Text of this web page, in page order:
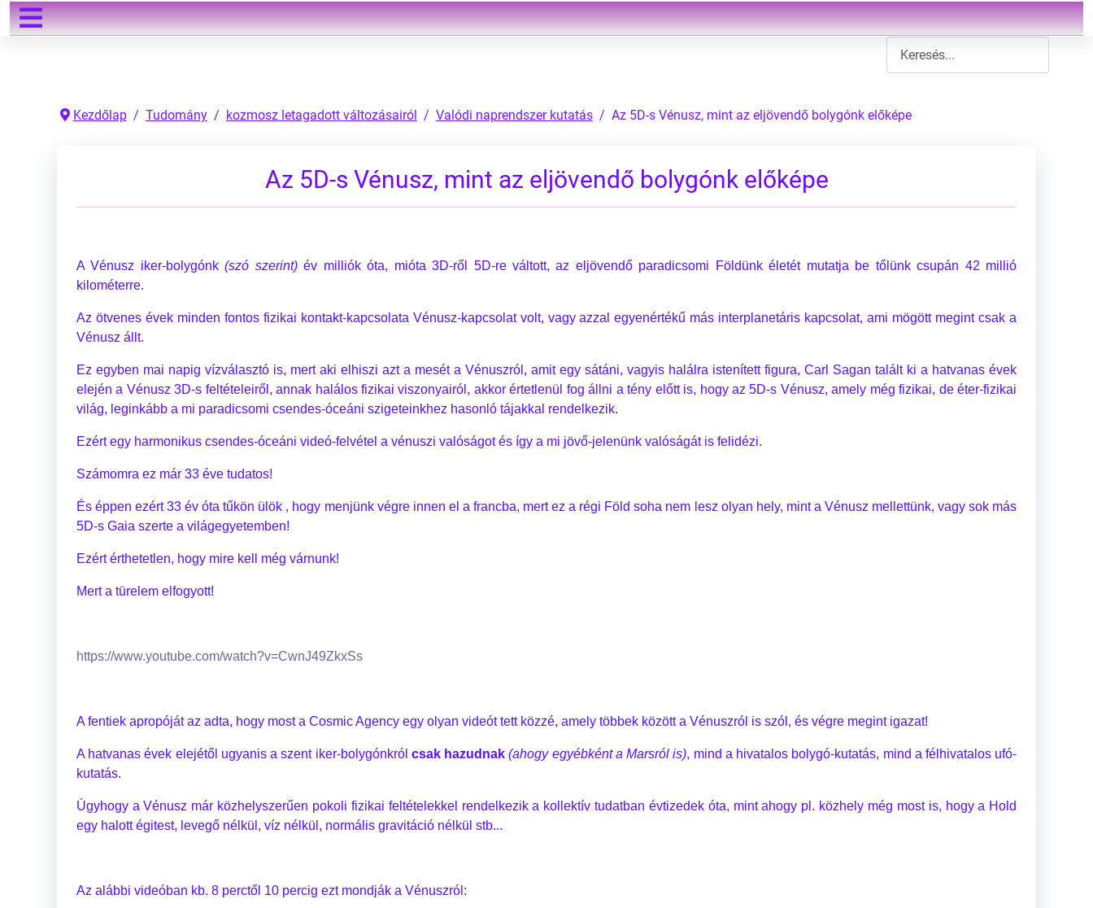
Kezdőlap Tudomány kozmosz letagadott változásairól Valódi naprendszer kutatás Az 5D-s Vénusz, mint az eljövendő bolygónk előképe
Az 5D-s Vénusz, mint az eljövendő bolygónk előképe
A Vénusz iker-bolygónk(szó szerint)év milliók óta, mióta 3D-ről 5D-re váltott, az eljövendő paradicsomi Földünk életét mutatja be tőlünk csupán 42 millió
kilométerre.
Az ötvenes évek minden fontos fizikai kontakt-kapcsolata Vénusz-kapcsolat volt, vagy azzal egyenértékű más interplanetáris kapcsolat, ami mögött megint csak a
Vénusz állt.
Ez egyben mai napig vízválasztó is, mert aki elhiszi azt a mesét a Vénuszról, amit egy sátáni, vagyis halálra istenített figura, Carl Sagan talált ki a hatvanas évek
elején a Vénusz 3D-s feltételeiről, annak halálos fizikai viszonyairól, akkor értetlenül fog állni a tény előtt is, hogy az 5D-s Vénusz, amely még fizikai, de éter-fizikai
világ, leginkább a mi paradicsomi csendes-óceáni szigeteinkhez hasonló tájakkal rendelkezik.
Ezért egy harmonikus csendes-óceáni videó-felvétel a vénuszi valóságot és így a mi jövő-jelenünk valóságát is felidézi.
Számomra ez már 33 éve tudatos!
És éppen ezért 33 év óta tűkön ülök , hogy menjünk végre innen el a francba, mert ez a régi Föld soha nem lesz olyan hely, mint a Vénusz mellettünk, vagy sok más
5D-s Gaia szerte a világegyetemben!
Ezért érthetetlen, hogy mire kell még várnunk!
Mert a türelem elfogyott!
https://www.youtube.com/watch?v=CwnJ49ZkxSs
A fentiek apropóját az adta, hogy most a Cosmic Agency egy olyan videót tett közzé, amely többek között a Vénuszról is szól, és végre megint igazat!
A hatvanas évek elejétől ugyanis a szent iker-bolygónkról csak hazudnak (ahogy egyébként a Marsról is), mind a hivatalos bolygó-kutatás, mind a félhivatalos ufó-
kutatás.
Úgyhogy a Vénusz már közhelyszerűen pokoli fizikai feltételekkel rendelkezik a kollektív tudatban évtizedek óta, mint ahogy pl. közhely még most is, hogy a Hold
egy halott égitest, levegő nélkül, víz nélkül, normális gravitáció nélkül stb...
Az alábbi videóban kb. 8 perctől 10 percig ezt mondják a Vénuszról: